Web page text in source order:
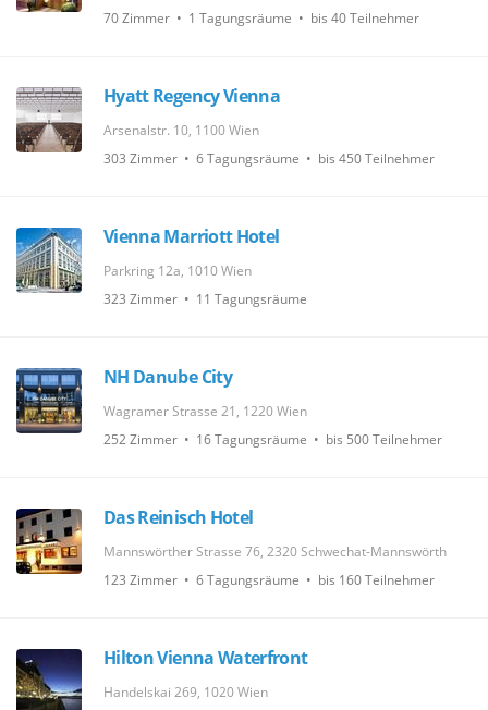
70 Zimmer • 1 Tagungsräume • bis 40 Teilnehmer
Hyatt Regency Vienna
Arsenalstr. 10, 1100 Wien
303 Zimmer • 6 Tagungsräume • bis 450 Teilnehmer
Vienna Marriott Hotel
Parkring 12a, 1010 Wien
323 Zimmer • 11 Tagungsräume
NH Danube City
Wagramer Strasse 21, 1220 Wien
252 Zimmer • 16 Tagungsräume • bis 500 Teilnehmer
Das Reinisch Hotel
Mannswörther Strasse 76, 2320 Schwechat-Mannswörth
123 Zimmer • 6 Tagungsräume • bis 160 Teilnehmer
Hilton Vienna Waterfront
Handelskai 269, 1020 Wien